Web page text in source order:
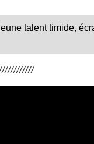
talent timide,